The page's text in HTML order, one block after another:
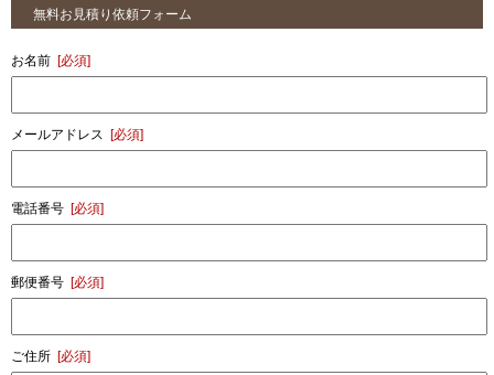
無料お見積り依頼フォーム
お名前 [必須]
メールアドレス [必須]
電話番号 [必須]
郵便番号 [必須]
ご住所 [必須]